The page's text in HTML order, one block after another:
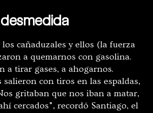
cañaduzales y ellos (la fuerza
a quemarnos con gasolina.
a tirar gases, a ahogarnos.
salieron con tiros en las espaldas,
gritaban que nos iban a matar,
cercados”, recordó Santiago, el